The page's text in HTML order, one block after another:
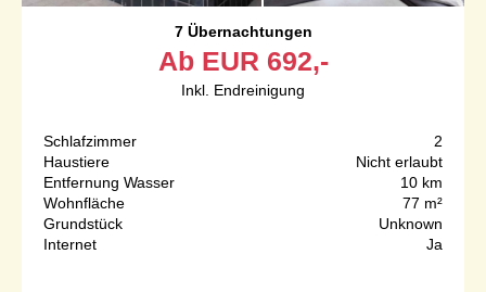
7 Übernachtungen
Ab EUR 692,-
Inkl. Endreinigung
Schlafzimmer
2
Haustiere
Nicht erlaubt
Entfernung Wasser
10 km
Wohnfläche
77 m²
Grundstück
Unknown
Internet
Ja